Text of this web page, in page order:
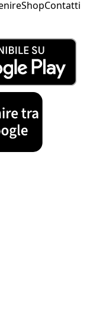
ShopContatti